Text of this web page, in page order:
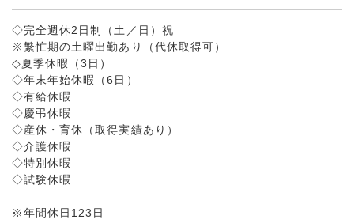
◇完全週休2日制（土／日）祝
※繁忙期の土曜出勤あり（代休取得可）
◇夏季休暇（3日）
◇年末年始休暇（6日）
◇有給休暇
◇慶弔休暇
◇産休・育休（取得実績あり）
◇介護休暇
◇特別休暇
◇試験休暇
※年間休日123日